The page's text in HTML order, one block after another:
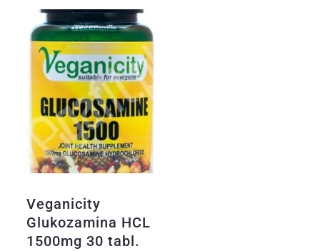
Veganicity
Glukozamina HCL
1500mg 30 tabl.